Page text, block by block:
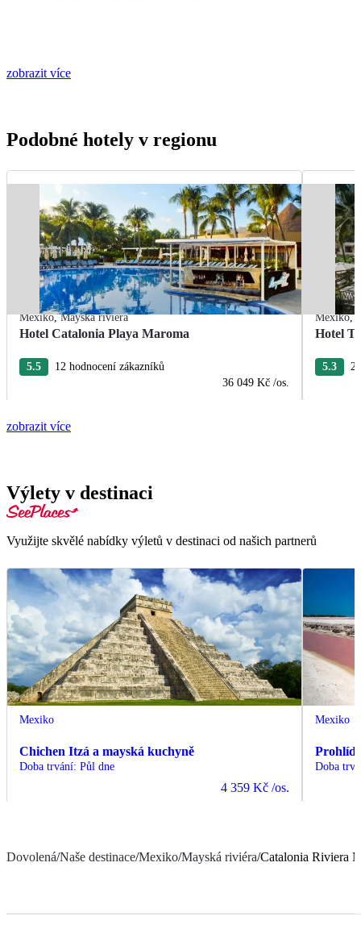
zobrazit více
Podobné hotely v regionu
Mexiko,Mayská riviéra
Hotel Catalonia Playa Maroma
5.5
12 hodnocení zákazníků
36 049 Kč /os.
Mexiko,
Hotel
5.3
zobrazit více
Výlety v destinaci
Využijte skvělé nabídky výletů v destinaci od našich partnerů
Mexiko
Chichen Itzá a mayská kuchyně
Doba trvání: Půl dne
4 359 Kč /os.
Mexiko
Doba
Dovolená/Naše destinace/Mexiko/Mayská riviéra/Catalonia Riviera